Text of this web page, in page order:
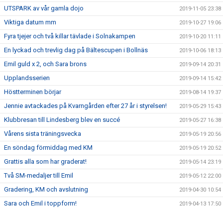
UTSPARK av vår gamla dojo 2019-11-05 23:38
Viktiga datum mm 2019-10-27 19:06
Fyra tjejer och två killar tävlade i Solnakampen 2019-10-20 11:11
En lyckad och trevlig dag på Bältescupen i Bollnäs 2019-10-06 18:13
Emil guld x 2, och Sara brons 2019-09-14 20:31
Upplandsserien 2019-09-14 15:42
Höstterminen börjar 2019-08-14 19:37
Jennie avtackades på Kvarngården efter 27 år i styrelsen! 2019-05-29 15:43
Klubbresan till Lindesberg blev en succé 2019-05-27 16:38
Vårens sista träningsvecka 2019-05-19 20:56
En söndag förmiddag med KM 2019-05-19 20:52
Grattis alla som har graderat! 2019-05-14 23:19
Två SM-medaljer till Emil 2019-05-12 22:00
Gradering, KM och avslutning 2019-04-30 10:54
Sara och Emil i toppform! 2019-04-13 17:50